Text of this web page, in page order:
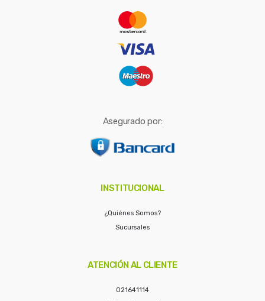
Asegurado por:
INSTITUCIONAL
¿Quiénes Somos?
Sucursales
ATENCIÓN AL CLIENTE
021641114